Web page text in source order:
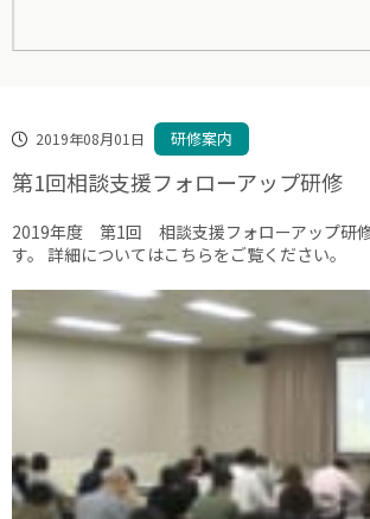
2019年08月01日 研修案内
第1回相談支援フォローアップ研修
2019年度 第1回 相談支援フォローアップ研
す。 詳細についてはこちらをご覧ください。